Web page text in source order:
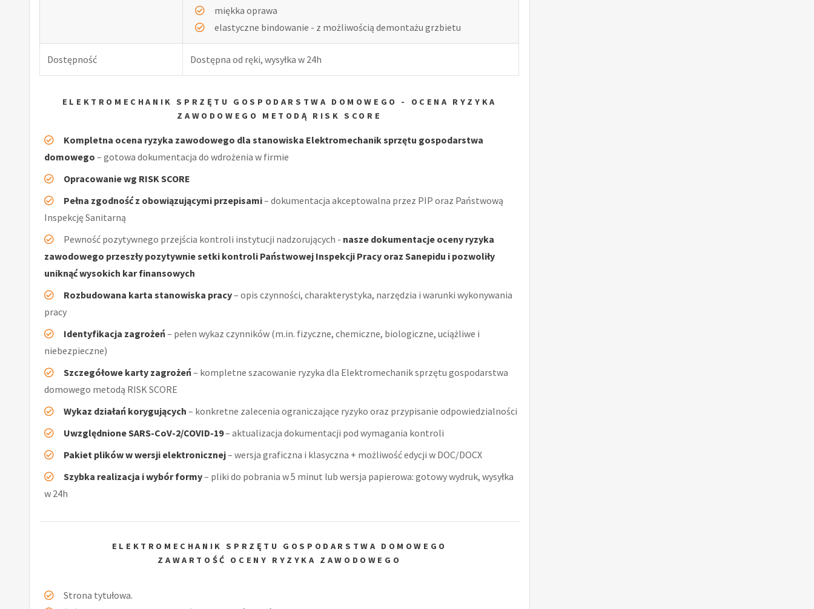
miękka oprawa
elastyczne bindowanie - z możliwością demontażu grzbietu
Dostępność Dostępna od ręki, wysyłka w 24h
ELEKTROMECHANIK SPRZĘTU GOSPODARSTWA DOMOWEGO - OCENA RYZYKA
ZAWODOWEGO METODĄ RISK SCORE
Kompletna ocena ryzyka zawodowego dla stanowiska Elektromechanik sprzętu gospodarstwa
domowego – gotowa dokumentacja do wdrożenia w firmie
Opracowanie wg RISK SCORE
Pełna zgodność z obowiązującymi przepisami– dokumentacja akceptowalna przez PIP oraz Państwową
Inspekcję Sanitarną
Pewność pozytywnego przejścia kontroli instytucji nadzorujących - nasze dokumentacje oceny ryzyka
zawodowego przeszły pozytywnie setki kontroli Państwowej Inspekcji Pracy oraz Sanepidu i pozwoliły
uniknąć wysokich kar finansowych
Rozbudowana karta stanowiska pracy– opis czynności, charakterystyka, narzędzia i warunki wykonywania
pracy
Identyfikacja zagrożeń– pełen wykaz czynników (m.in. fizyczne, chemiczne, biologiczne, uciążliwe i
niebezpieczne)
Szczegółowe karty zagrożeń– kompletne szacowanie ryzyka dla Elektromechanik sprzętu gospodarstwa
domowego metodą RISK SCORE
Wykaz działań korygujących – konkretne zalecenia ograniczające ryzyko oraz przypisanie odpowiedzialności
Uwzględnione SARS-CoV-2/COVID-19– aktualizacja dokumentacji pod wymagania kontroli
Pakiet plików w wersji elektronicznej– wersja graficzna i klasyczna + możliwość edycji w DOC/DOCX
Szybka realizacja i wybór formy– pliki do pobrania w 5 minut lub wersja papierowa: gotowy wydruk, wysyłka
w 24h
ELEKTROMECHANIK SPRZĘTU GOSPODARSTWA DOMOWEGO
ZAWARTOŚĆ OCENY RYZYKA ZAWODOWEGO
Strona tytułowa.